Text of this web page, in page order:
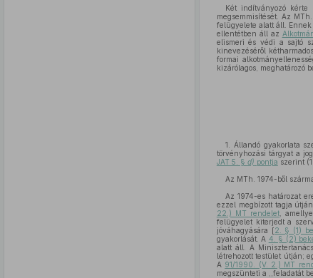
Két indítványozó kérte
megsemmisítését. Az
felügyelete alatt áll.
ellentétben áll az
elismeri és védi a sajtó
kinevezéséről
formai
kizárólagos, meghatározó
1. Állandó gyakorlata
törvényhozási tárgyat a
JAT 5. § d) pontja szerint
Az MTh. 1974-ből
Az 1974-es határozat
ezzel megbízott tagja
22.) MT rendelet ,
felügyelet kiterjedt a
jóváhagyására [2. § (1)
gyakorlását. A 4. § (2)
alatt áll. A
létrehozott testület útján;
A 91/1990. (V. 2.) MT
megszünteti a ,,feladatát